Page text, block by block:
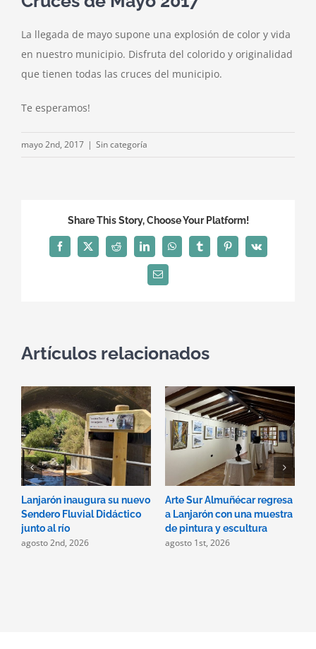
La llegada de mayo supone una explosión de color y vida
en nuestro municipio. Disfruta del colorido y originalidad
que tienen todas las cruces del municipio.
Te esperamos!
mayo 2nd, 2017 | Sin categoría
Share This Story, Choose Your Platform!
Facebook
X Reddit LinkedInWhatsAppTumblrPinterest
Vk
Correo
electrónico
Artículos relacionados
Lanjarón inaugura su nuevo
Sendero Fluvial Didáctico
junto al río
agosto 2nd, 2026
Arte Sur Almuñécar regresa
a Lanjarón con una muestra
de pintura y escultura
agosto 1st, 2026